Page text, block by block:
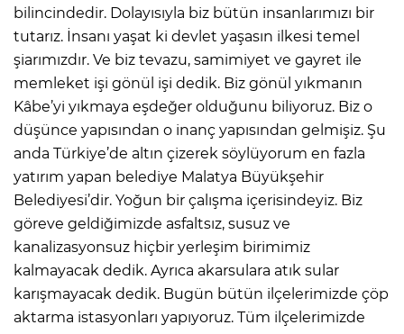
bilincindedir. Dolayısıyla biz bütün insanlarımızı bir
tutarız. İnsanı yaşat ki devlet yaşasın ilkesi temel
şiarımızdır. Ve biz tevazu, samimiyet ve gayret ile
memleket işi gönül işi dedik. Biz gönül yıkmanın
Kâbe’yi yıkmaya eşdeğer olduğunu biliyoruz. Biz o
düşünce yapısından o inanç yapısından gelmişiz. Şu
anda Türkiye’de altın çizerek söylüyorum en fazla
yatırım yapan belediye Malatya Büyükşehir
Belediyesi’dir. Yoğun bir çalışma içerisindeyiz. Biz
göreve geldiğimizde asfaltsız, susuz ve
kanalizasyonsuz hiçbir yerleşim birimimiz
kalmayacak dedik. Ayrıca akarsulara atık sular
karışmayacak dedik. Bugün bütün ilçelerimizde çöp
aktarma istasyonları yapıyoruz. Tüm ilçelerimizde